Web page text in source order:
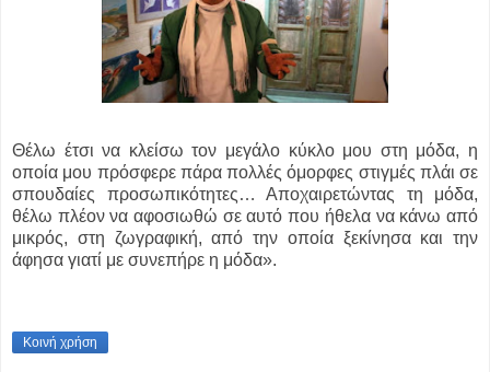
Θέλω έτσι να κλείσω τον μεγάλο κύκλο μου στη μόδα, η
οποία μου πρόσφερε πάρα πολλές όμορφες στιγμές πλάι σε
σπουδαίες προσωπικότητες… Αποχαιρετώντας τη μόδα,
θέλω πλέον να αφοσιωθώ σε αυτό που ήθελα να κάνω από
μικρός, στη ζωγραφική, από την οποία ξεκίνησα και την
άφησα γιατί με συνεπήρε η μόδα».
Κοινή χρήση